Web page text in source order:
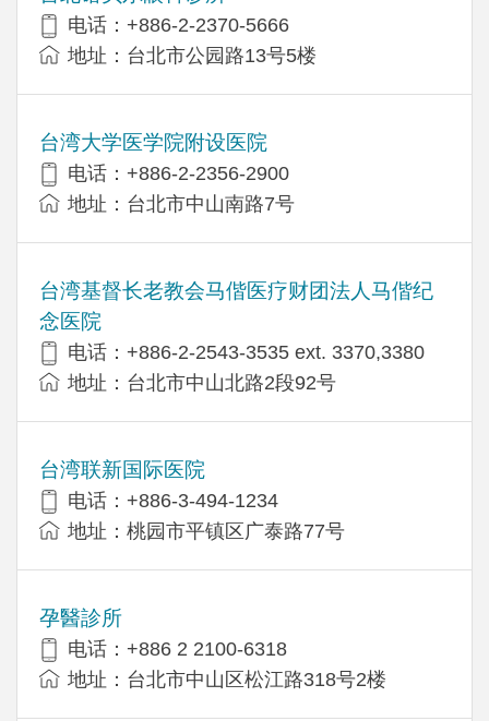
电话：+886-2-2370-5666
地址：台北市公园路13号5楼
台湾大学医学院附设医院
电话：+886-2-2356-2900
地址：台北市中山南路7号
台湾基督长老教会马偕医疗财团法人马偕纪
念医院
电话：+886-2-2543-3535 ext. 3370,3380
地址：台北市中山北路2段92号
台湾联新国际医院
电话：+886-3-494-1234
地址：桃园市平镇区广泰路77号
孕醫診所
电话：+886 2 2100-6318
地址：台北市中山区松江路318号2楼